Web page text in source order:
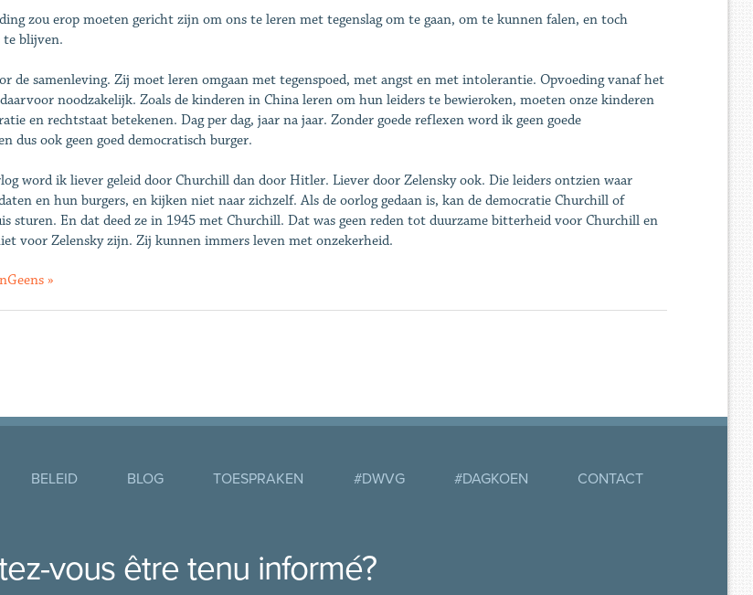
zou erop moeten gericht zijn om ons te leren met tegenslag om te gaan, om te kunnen falen, en toch
te blijven.
de samenleving. Zij moet leren omgaan met tegenspoed, met angst en met intolerantie. Opvoeding vanaf het
noodzakelijk. Zoals de kinderen in China leren om hun leiders te bewieroken, moeten onze kinderen
en rechtstaat betekenen. Dag per dag, jaar na jaar. Zonder goede reflexen word ik geen goede
dus ook geen goed democratisch burger.
word ik liever geleid door Churchill dan door Hitler. Liever door Zelensky ook. Die leiders ontzien waar
en hun burgers, en kijken niet naar zichzelf. Als de oorlog gedaan is, kan de democratie Churchill of
sturen. En dat deed ze in 1945 met Churchill. Dat was geen reden tot duurzame bitterheid voor Churchill en
voor Zelensky zijn. Zij kunnen immers leven met onzekerheid.
»
BELEID BLOG TOESPRAKEN #DWVG #DAGKOEN CONTACT
vous être tenu informé?